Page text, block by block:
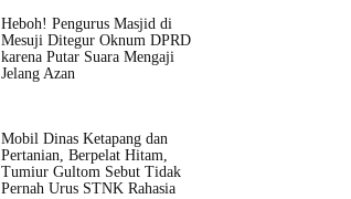
Heboh! Pengurus Masjid di
Mesuji Ditegur Oknum DPRD
karena Putar Suara Mengaji
Jelang Azan
Mobil Dinas Ketapang dan
Pertanian, Berpelat Hitam,
Tumiur Gultom Sebut Tidak
Pernah Urus STNK Rahasia